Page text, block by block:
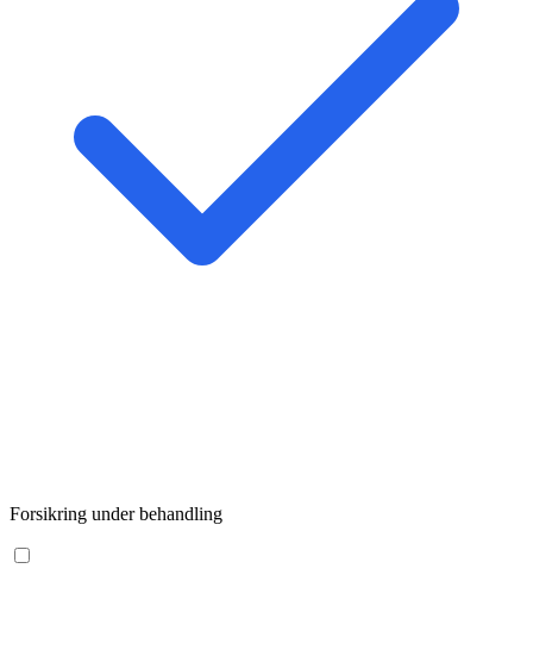
Forsikring under behandling